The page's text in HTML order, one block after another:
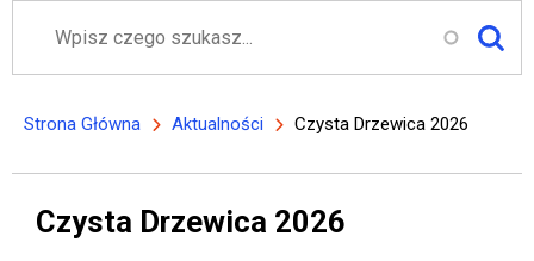
Ścieżka nawigacyjna
Strona Główna Aktualności Czysta Drzewica 2026
Czysta Drzewica 2026